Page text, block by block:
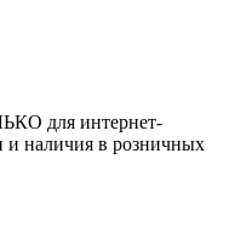
для интернет-
и наличия в розничных